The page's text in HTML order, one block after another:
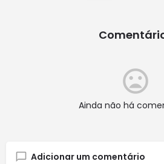
Ainda não há
Adicionar um comentário